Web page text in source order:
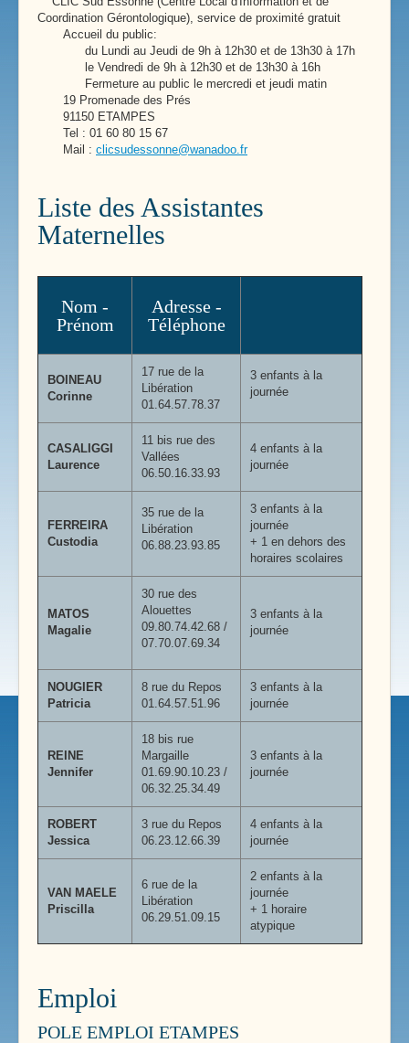
Coordination Gérontologique), service de proximité gratuit
Accueil du public:
du Lundi au Jeudi de 9h à 12h30 et de 13h30 à 17h
le Vendredi de 9h à 12h30 et de 13h30 à 16h
Fermeture au public le mercredi et jeudi matin
19 Promenade des Prés
91150 ETAMPES
Tel : 01 60 80 15 67
Mail : clicsudessonne@wanadoo.fr
Liste des Assistantes
Maternelles
Nom -
Prénom
Adresse -
Téléphone
BOINEAU
Corinne
17 rue de la
Libération
01.64.57.78.37
3 enfants à la
journée
CASALIGGI
Laurence
11 bis rue des
Vallées
06.50.16.33.93
4 enfants à la
journée
FERREIRA
Custodia
35 rue de la
Libération
06.88.23.93.85
3 enfants à la
journée
+ 1 en dehors des
horaires scolaires
MATOS
Magalie
30 rue des
Alouettes
09.80.74.42.68 /
07.70.07.69.34
3 enfants à la
journée
NOUGIER
Patricia
8 rue du Repos
01.64.57.51.96
3 enfants à la
journée
REINE
Jennifer
18 bis rue
Margaille
01.69.90.10.23 /
06.32.25.34.49
3 enfants à la
journée
ROBERT
Jessica
3 rue du Repos
06.23.12.66.39
4 enfants à la
journée
VAN MAELE
Priscilla
6 rue de la
Libération
06.29.51.09.15
2 enfants à la
journée
+ 1 horaire
atypique
Emploi
POLE EMPLOI ETAMPES